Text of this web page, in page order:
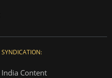
SYNDICATION:
India Content